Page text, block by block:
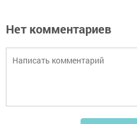
Нет комментариев